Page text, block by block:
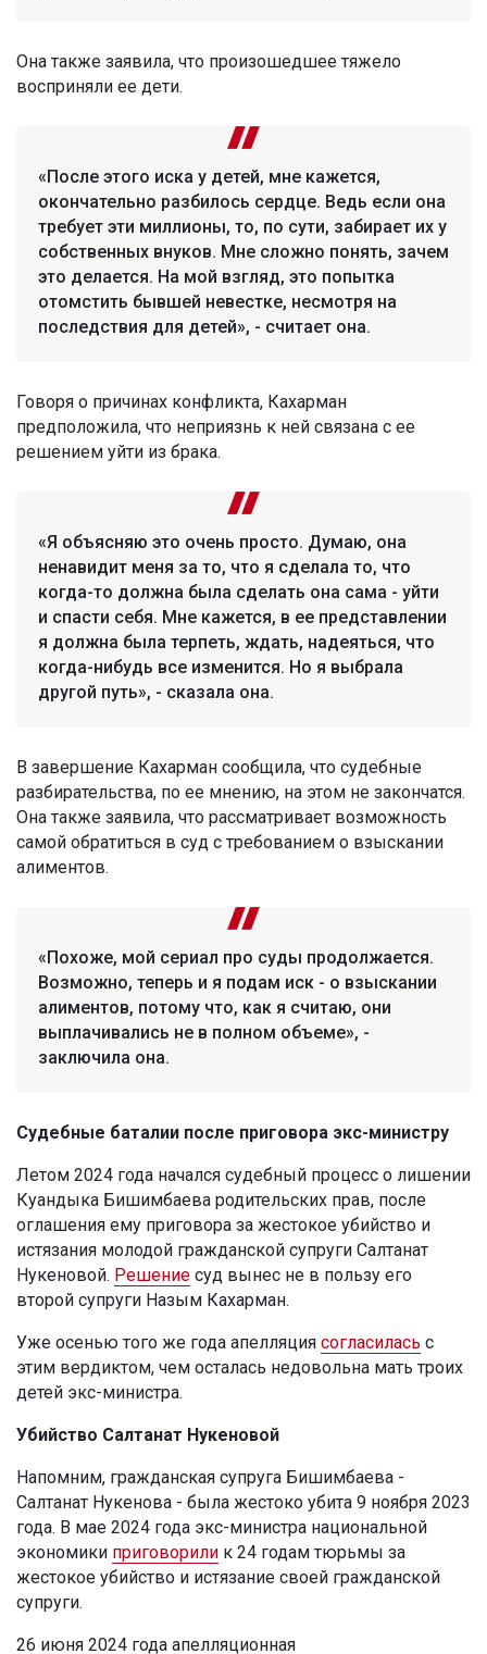
Она также заявила, что произошедшее тяжело
восприняли ее дети.
«После этого иска у детей, мне кажется,
окончательно разбилось сердце. Ведь если она
требует эти миллионы, то, по сути, забирает их у
собственных внуков. Мне сложно понять, зачем
это делается. На мой взгляд, это попытка
отомстить бывшей невестке, несмотря на
последствия для детей», - считает она.
Говоря о причинах конфликта, Кахарман
предположила, что неприязнь к ней связана с ее
решением уйти из брака.
«Я объясняю это очень просто. Думаю, она
ненавидит меня за то, что я сделала то, что
когда-то должна была сделать она сама - уйти
и спасти себя. Мне кажется, в ее представлении
я должна была терпеть, ждать, надеяться, что
когда-нибудь все изменится. Но я выбрала
другой путь», - сказала она.
В завершение Кахарман сообщила, что судебные
разбирательства, по ее мнению, на этом не закончатся.
Она также заявила, что рассматривает возможность
самой обратиться в суд с требованием о взыскании
алиментов.
«Похоже, мой сериал про суды продолжается.
Возможно, теперь и я подам иск - о взыскании
алиментов, потому что, как я считаю, они
выплачивались не в полном объеме», -
заключила она.
Судебные баталии после приговора экс-министру
Летом 2024 года начался судебный процесс о лишении
Куандыка Бишимбаева родительских прав, после
оглашения ему приговора за жестокое убийство и
истязания молодой гражданской супруги Салтанат
Нукеновой. Решение суд вынес не в пользу его
второй супруги Назым Кахарман.
Уже осенью того же года апелляция согласилась с
этим вердиктом, чем осталась недовольна мать троих
детей экс-министра.
Убийство Салтанат Нукеновой
Напомним, гражданская супруга Бишимбаева -
Салтанат Нукенова - была жестоко убита 9 ноября 2023
года. В мае 2024 года экс-министра национальной
экономики приговорили к 24 годам тюрьмы за
жестокое убийство и истязание своей гражданской
супруги.
26 июня 2024 года апелляционная